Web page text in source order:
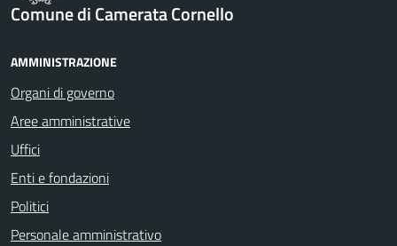
Comune di Camerata Cornello
AMMINISTRAZIONE
Organi di governo
Aree amministrative
Uffici
Enti e fondazioni
Politici
Personale amministrativo